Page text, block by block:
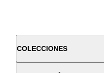
COLECCIONES